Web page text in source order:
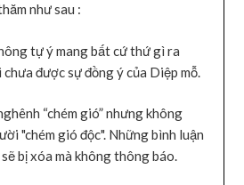
như sau :
tự ý mang bất cứ thứ gì ra
chưa được sự đồng ý của Diệp mỗ.
“chém gió” nhưng không
"chém gió độc". Những bình luận
bị xóa mà không thông báo.